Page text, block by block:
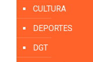
CULTURA
DEPORTES
DGT